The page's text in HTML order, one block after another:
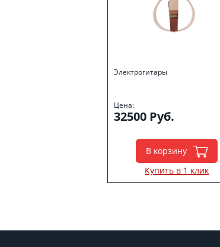
Электрогитары
Цена:
32500 Руб.
В корзину
Купить в 1 клик